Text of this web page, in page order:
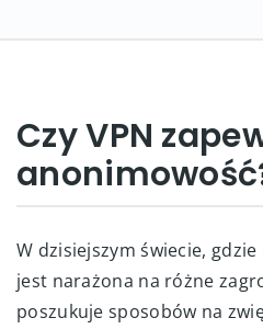
Czy VPN
W dzisiejszym świecie,
jest narażona na różne
poszukuje sposobów na